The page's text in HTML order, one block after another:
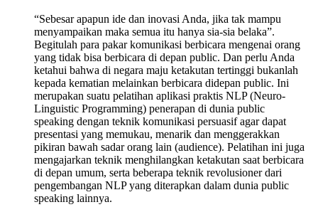
“Sebesar apapun ide dan inovasi Anda, jika tak mampu
menyampaikan maka semua itu hanya sia-sia belaka”.
Begitulah para pakar komunikasi berbicara mengenai orang
yang tidak bisa berbicara di depan public. Dan perlu Anda
ketahui bahwa di negara maju ketakutan tertinggi bukanlah
kepada kematian melainkan berbicara didepan public. Ini
merupakan suatu pelatihan aplikasi praktis NLP (Neuro-
Linguistic Programming) penerapan di dunia public
speaking dengan teknik komunikasi persuasif agar dapat
presentasi yang memukau, menarik dan menggerakkan
pikiran bawah sadar orang lain (audience). Pelatihan ini juga
mengajarkan teknik menghilangkan ketakutan saat berbicara
di depan umum, serta beberapa teknik revolusioner dari
pengembangan NLP yang diterapkan dalam dunia public
speaking lainnya.